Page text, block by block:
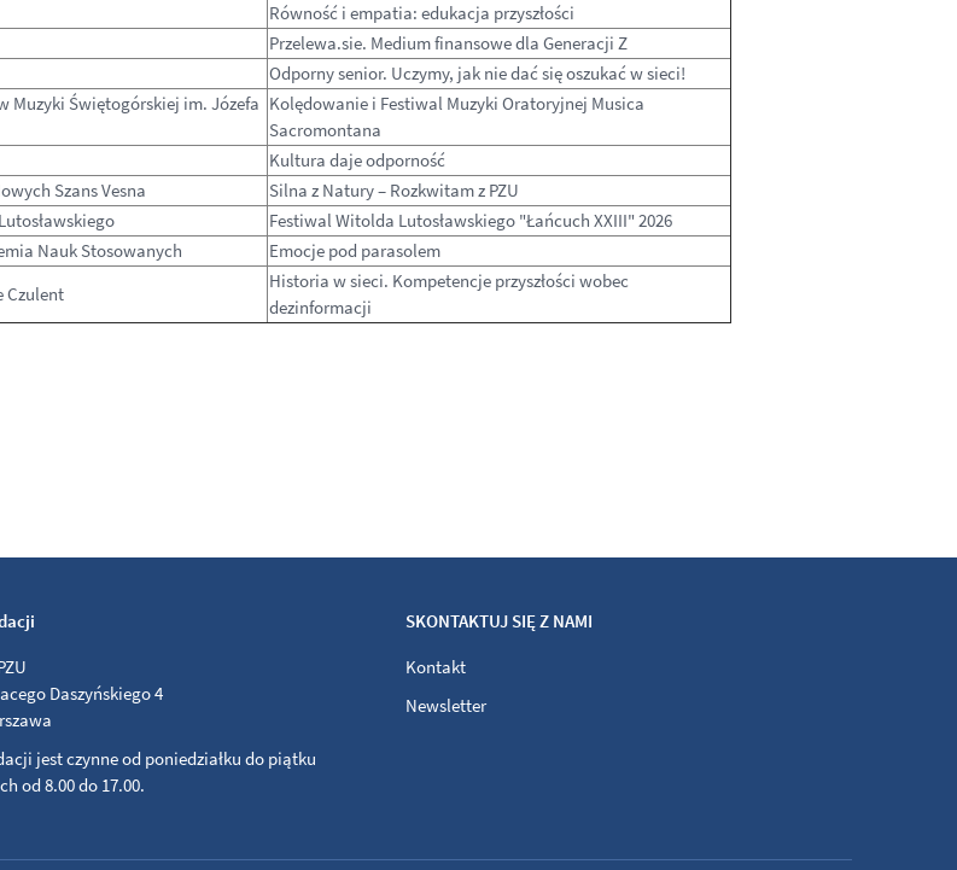
Równość i empatia: edukacja przyszłości
Przelewa.sie. Medium finansowe dla Generacji Z
Odporny senior. Uczymy, jak nie dać się oszukać w sieci!
Muzyki Świętogórskiej im. Józefa Kolędowanie i Festiwal Muzyki Oratoryjnej Musica
Sacromontana
Kultura daje odporność
Szans Vesna
Silna z Natury – Rozkwitam z PZU
Festiwal Witolda Lutosławskiego "Łańcuch XXIII" 2026
Nauk Stosowanych
Emocje pod parasolem
Czulent
Historia w sieci. Kompetencje przyszłości wobec
dezinformacji
Daszyńskiego 4
jest czynne od poniedziałku do piątku
od 8.00 do 17.00.
SKONTAKTUJ SIĘ Z NAMI
Kontakt
Newsletter